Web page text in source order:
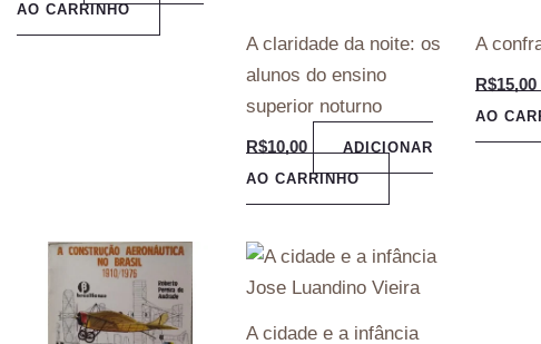
AO CARRINHO
A claridade da noite: os
alunos do ensino
superior noturno
R$10,00
ADICIONAR
AO CARRINHO
A
R$15,00
AO
A cidade e a infância